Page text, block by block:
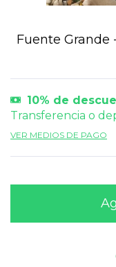
Fuente Grande
10% de
Transferencia o
VER MEDIOS DE PAGO